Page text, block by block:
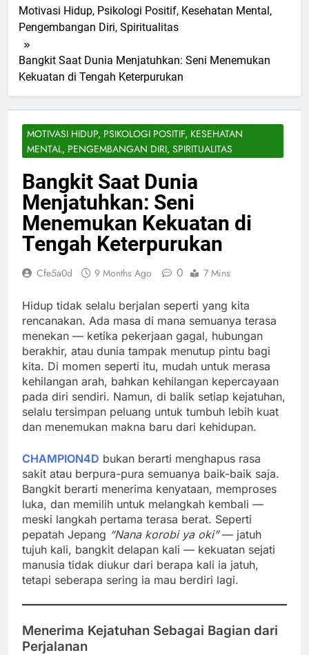
Motivasi Hidup, Psikologi Positif, Kesehatan Mental,
Pengembangan Diri, Spiritualitas
Bangkit Saat Dunia Menjatuhkan: Seni Menemukan
Kekuatan di Tengah Keterpurukan
MOTIVASI HIDUP, PSIKOLOGI POSITIF, KESEHATAN
MENTAL, PENGEMBANGAN DIRI, SPIRITUALITAS
Bangkit Saat Dunia
Menjatuhkan: Seni
Menemukan Kekuatan di
Tengah Keterpurukan
Cfe5a0d 9 Months Ago 0 7 Mins
Hidup tidak selalu berjalan seperti yang kita
rencanakan. Ada masa di mana semuanya terasa
menekan — ketika pekerjaan gagal, hubungan
berakhir, atau dunia tampak menutup pintu bagi
kita. Di momen seperti itu, mudah untuk merasa
kehilangan arah, bahkan kehilangan kepercayaan
pada diri sendiri. Namun, di balik setiap kejatuhan,
selalu tersimpan peluang untuk tumbuh lebih kuat
dan menemukan makna baru dari kehidupan.
CHAMPION4D bukan berarti menghapus rasa
sakit atau berpura-pura semuanya baik-baik saja.
Bangkit berarti menerima kenyataan, memproses
luka, dan memilih untuk melangkah kembali —
meski langkah pertama terasa berat. Seperti
pepatah Jepang “Nana korobi ya oki”— jatuh
tujuh kali, bangkit delapan kali — kekuatan sejati
manusia tidak diukur dari berapa kali ia jatuh,
tetapi seberapa sering ia mau berdiri lagi.
Menerima Kejatuhan Sebagai Bagian dari
Perjalanan